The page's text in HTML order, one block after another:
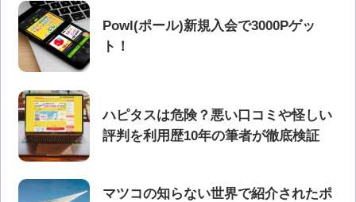
Powl(ポール)新規入会で3000Pゲッ
ト！
ハピタスは危険？悪い口コミや怪しい
評判を利用歴10年の筆者が徹底検証
マツコの知らない世界で紹介されたポ